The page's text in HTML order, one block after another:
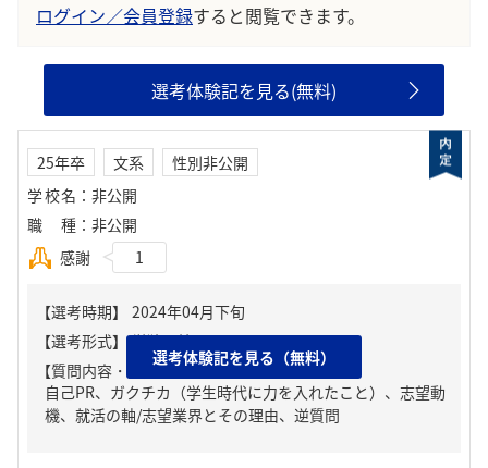
ログイン／会員登録すると閲覧できます。
選考体験記を見る(無料)
25年卒 文系
性別非公開
学校名 ： 非公開
職種 ： 非公開
感謝
1
【質問内容・課題】
自己PR、ガクチカ（学生時代に力を入れたこと）、志望動
機、就活の軸/志望業界とその理由、逆質問
選考体験記を見る（無料）